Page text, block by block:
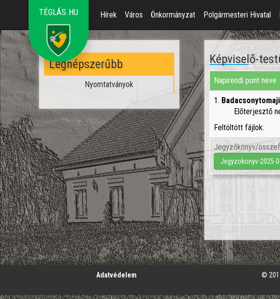
TÉGLÁS.HU Hírek Város Önkormányzat Polgármesteri Hivatal
Legnépszerűbb
Nyomtatványok
Képviselő-
Napirendi pont neve
1.
Előterjesztő
Feltöltött fájlok:
Jegyzőkönyv/
Jegyzokonyv-2025-
';
Adatvédelem ©